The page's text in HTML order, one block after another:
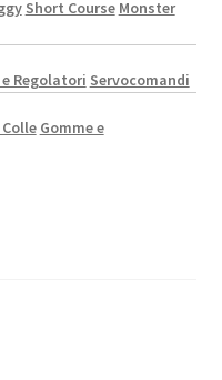
Short Course Monster
Regolatori Servocomandi
Gomme e